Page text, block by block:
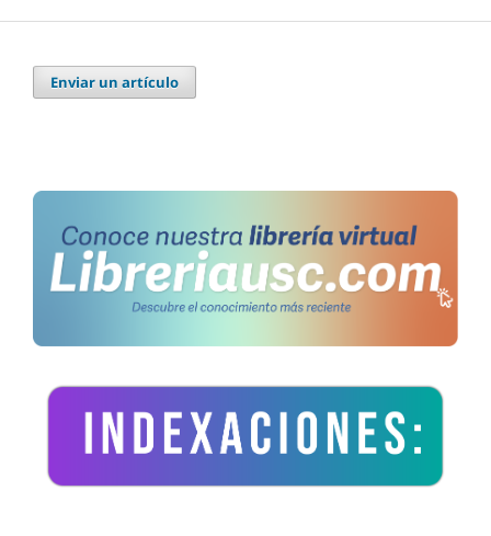
Enviar un artículo